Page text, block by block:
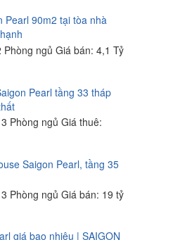
Pearl 90m2 tại tòa nhà
Phòng ngủ Giá bán: 4,1 Tỷ
Pearl tầng 33 tháp
Phòng ngủ Giá thuê:
Saigon Pearl, tầng 35
Phòng ngủ Giá bán: 19 tỷ
giá bao nhiêu | SAIGON